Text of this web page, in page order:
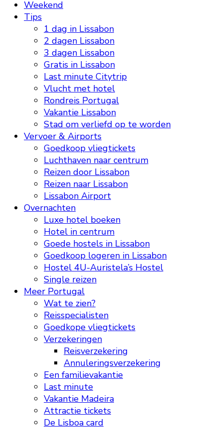
Weekend
Tips
1 dag in Lissabon
2 dagen Lissabon
3 dagen Lissabon
Gratis in Lissabon
Last minute Citytrip
Vlucht met hotel
Rondreis Portugal
Vakantie Lissabon
Stad om verliefd op te worden
Vervoer & Airports
Goedkoop vliegtickets
Luchthaven naar centrum
Reizen door Lissabon
Reizen naar Lissabon
Lissabon Airport
Overnachten
Luxe hotel boeken
Hotel in centrum
Goede hostels in Lissabon
Goedkoop logeren in Lissabon
Hostel 4U-Auristela’s Hostel
Single reizen
Meer Portugal
Wat te zien?
Reisspecialisten
Goedkope vliegtickets
Verzekeringen
Reisverzekering
Annuleringsverzekering
Een familievakantie
Last minute
Vakantie Madeira
Attractie tickets
De Lisboa card